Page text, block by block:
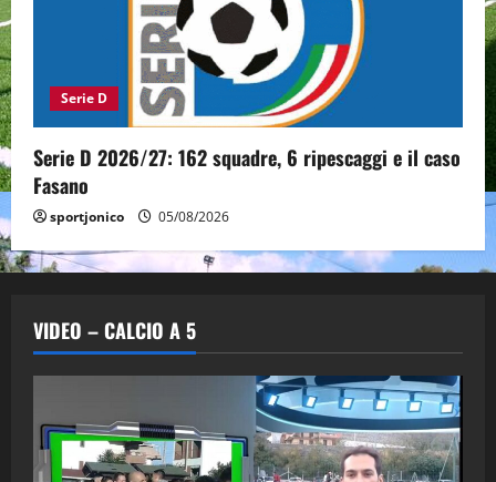
Serie D
Serie D 2026/27: 162 squadre, 6 ripescaggi e il caso
Fasano
sportjonico 05/08/2026
VIDEO – CALCIO A 5